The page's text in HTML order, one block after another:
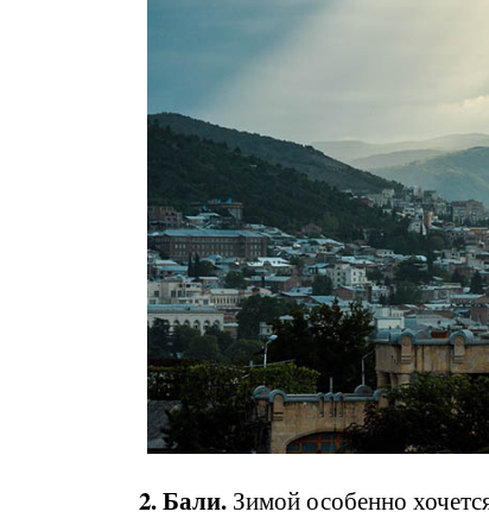
2. Бали. Зимой особенно